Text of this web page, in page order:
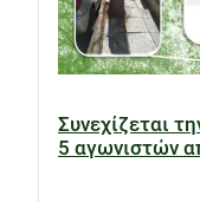
Συνεχίζεται
5 αγωνιστών